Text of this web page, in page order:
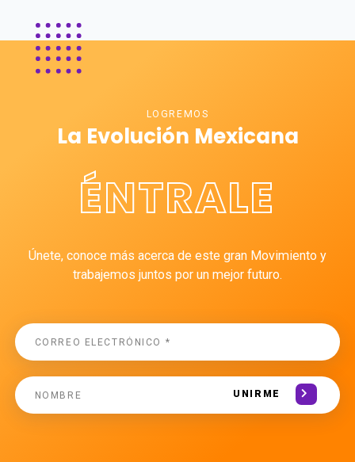
LOGREMOS
La Evolución Mexicana
ÉNTRALE
Únete, conoce más acerca de este gran Movimiento y
trabajemos juntos por un mejor futuro.
UNIRME